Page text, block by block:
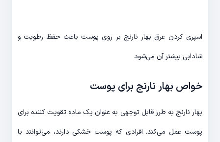
اسپری کردن عرق بهار نارنج بر روی پوست باعث حفظ رطوبت و
شادابی بیشتر آن می‌شود
خواص بهار نارنج برای پوست
بهار نارنج به طرز قابل توجهی به عنوان یک ماده تقویت کننده برای
پوست عمل می‌کند. افرادی که پوست خشکی دارند، می‌توانند با